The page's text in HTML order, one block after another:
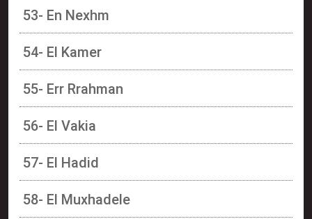
53- En Nexhm
54- El Kamer
55- Err Rrahman
56- El Vakia
57- El Hadid
58- El Muxhadele